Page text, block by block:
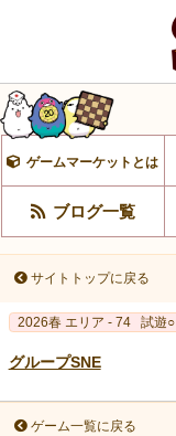
ゲームマーケットとは
ブログ一覧
サイトトップに戻る
2026春 エリア - 74 試遊○
グループSNE
ゲーム一覧に戻る